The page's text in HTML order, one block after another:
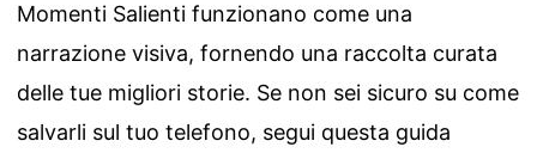
Momenti Salienti funzionano come una
narrazione visiva, fornendo una raccolta curata
delle tue migliori storie. Se non sei sicuro su come
salvarli sul tuo telefono, segui questa guida